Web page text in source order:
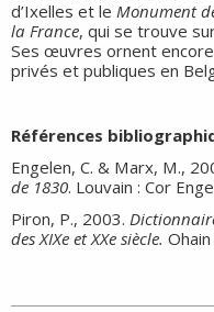
d’Ixelles et le Monument
la France, qui se trouve
Ses œuvres ornent
privés et publiques en
Références
Engelen, C. & Marx, M.,
de 1830. Louvain : Cor
Piron, P., 2003.
des XIXe et XXe siècle.